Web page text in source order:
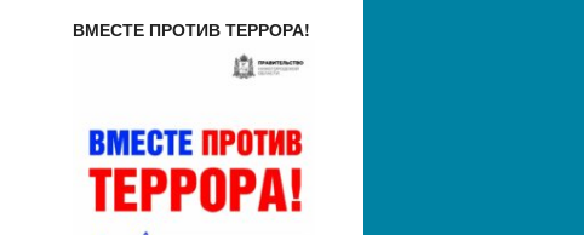
ВМЕСТЕ ПРОТИВ ТЕРРОРА!